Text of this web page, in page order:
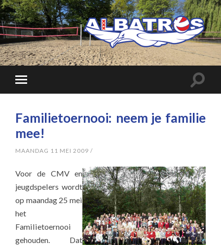
Familietoernooi: neem je familie
mee!
MAANDAG 11 MEI 2009 /
Voor de CMV en
jeugdspelers wordt
op maandag 25 mei
het
Familietoernooi
gehouden. Dat